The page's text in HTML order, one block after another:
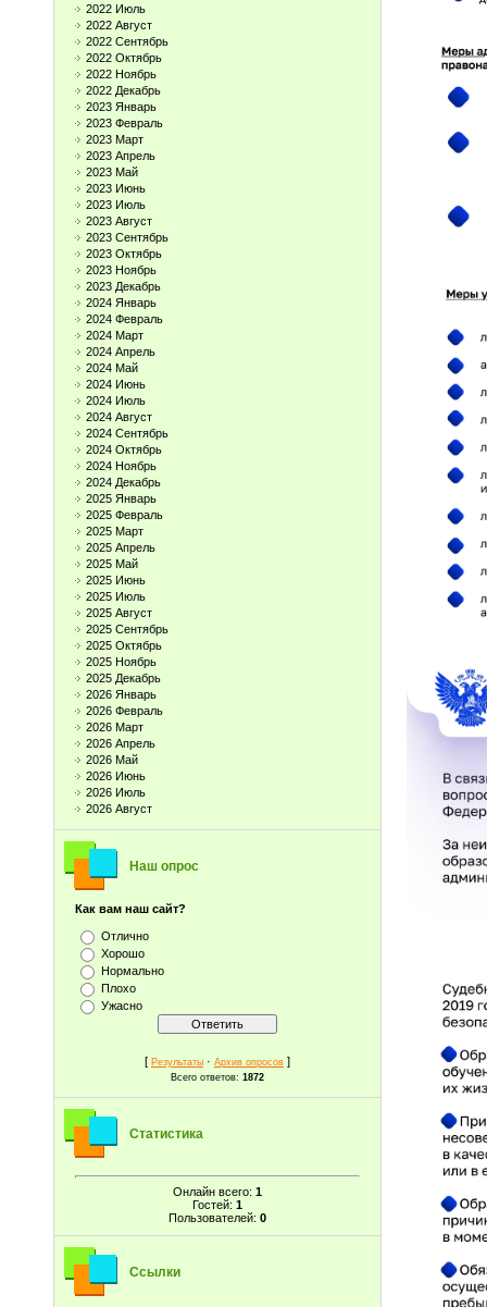
2022 Июль
2022 Август
2022 Сентябрь
2022 Октябрь
2022 Ноябрь
2022 Декабрь
2023 Январь
2023 Февраль
2023 Март
2023 Апрель
2023 Май
2023 Июнь
2023 Июль
2023 Август
2023 Сентябрь
2023 Октябрь
2023 Ноябрь
2023 Декабрь
2024 Январь
2024 Февраль
2024 Март
2024 Апрель
2024 Май
2024 Июнь
2024 Июль
2024 Август
2024 Сентябрь
2024 Октябрь
2024 Ноябрь
2024 Декабрь
2025 Январь
2025 Февраль
2025 Март
2025 Апрель
2025 Май
2025 Июнь
2025 Июль
2025 Август
2025 Сентябрь
2025 Октябрь
2025 Ноябрь
2025 Декабрь
2026 Январь
2026 Февраль
2026 Март
2026 Апрель
2026 Май
2026 Июнь
2026 Июль
2026 Август
Наш опрос
Как вам наш сайт?
Отлично
Хорошо
Нормально
Плохо
Ужасно
[ Результаты · Архив опросов ]
Всего ответов: 1872
Статистика
Онлайн всего: 1
Гостей: 1
Пользователей: 0
Ссылки